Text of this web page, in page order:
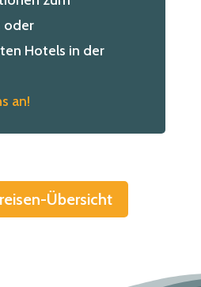
oder
Hotels in der
an!
Übersicht